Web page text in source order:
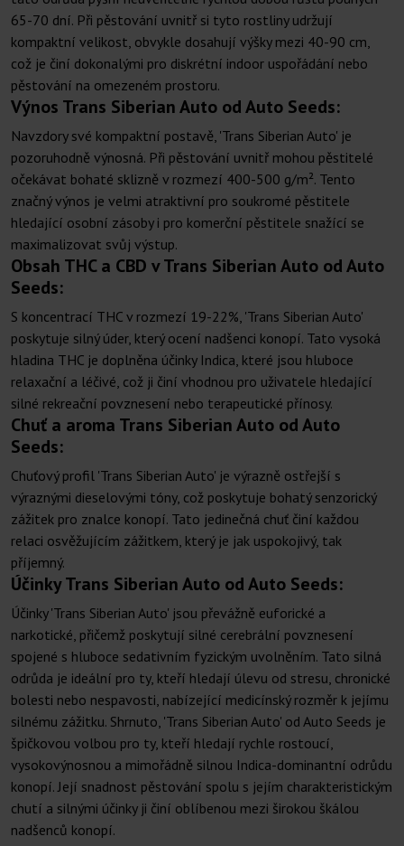
65-70 dní. Při pěstování uvnitř si tyto rostliny udržují
kompaktní velikost, obvykle dosahují výšky mezi 40-90 cm,
což je činí dokonalými pro diskrétní indoor uspořádání nebo
pěstování na omezeném prostoru.
Výnos Trans Siberian Auto od Auto Seeds:
Navzdory své kompaktní postavě, 'Trans Siberian Auto' je
pozoruhodně výnosná. Při pěstování uvnitř mohou pěstitelé
očekávat bohaté sklizně v rozmezí 400-500 g/m². Tento
značný výnos je velmi atraktivní pro soukromé pěstitele
hledající osobní zásoby i pro komerční pěstitele snažící se
maximalizovat svůj výstup.
Obsah THC a CBD v Trans Siberian Auto od Auto
Seeds:
S koncentrací THC v rozmezí 19-22%, 'Trans Siberian Auto'
poskytuje silný úder, který ocení nadšenci konopí. Tato vysoká
hladina THC je doplněna účinky Indica, které jsou hluboce
relaxační a léčivé, což ji činí vhodnou pro uživatele hledající
silné rekreační povznesení nebo terapeutické přínosy.
Chuť a aroma Trans Siberian Auto od Auto
Seeds:
Chuťový profil 'Trans Siberian Auto' je výrazně ostřejší s
výraznými dieselovými tóny, což poskytuje bohatý senzorický
zážitek pro znalce konopí. Tato jedinečná chuť činí každou
relaci osvěžujícím zážitkem, který je jak uspokojivý, tak
příjemný.
Účinky Trans Siberian Auto od Auto Seeds:
Účinky 'Trans Siberian Auto' jsou převážně euforické a
narkotické, přičemž poskytují silné cerebrální povznesení
spojené s hluboce sedativním fyzickým uvolněním. Tato silná
odrůda je ideální pro ty, kteří hledají úlevu od stresu, chronické
bolesti nebo nespavosti, nabízející medicínský rozměr k jejímu
silnému zážitku. Shrnuto, 'Trans Siberian Auto' od Auto Seeds je
špičkovou volbou pro ty, kteří hledají rychle rostoucí,
vysokovýnosnou a mimořádně silnou Indica-dominantní odrůdu
konopí. Její snadnost pěstování spolu s jejím charakteristickým
chutí a silnými účinky ji činí oblíbenou mezi širokou škálou
nadšenců konopí.